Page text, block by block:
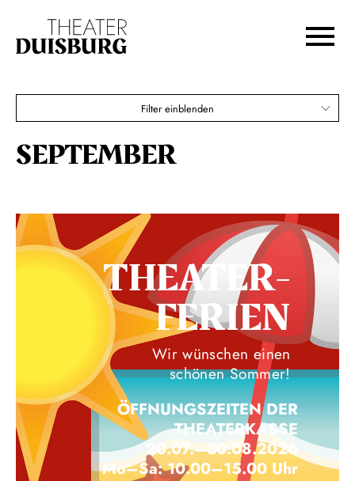
Zur Hauptnavigation springen
Zum Footer springen
Filter einblenden
SEPTEMBER
THEATER­
FERIEN
Wir wünschen einen
schönen Sommer!
ÖFFNUNGSZEITEN DER
THEATERKASSE
20.07.–30.08.2026
Mo–Sa: 10.00–15.00 Uhr